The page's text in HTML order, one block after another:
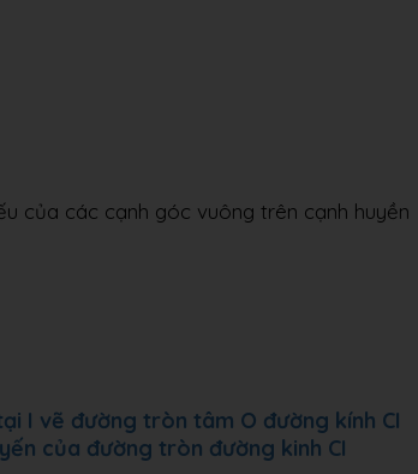
của các cạnh góc vuông trên cạnh huyền
I vẽ đường tròn tâm O đường kính CI
của đường tròn đường kinh CI